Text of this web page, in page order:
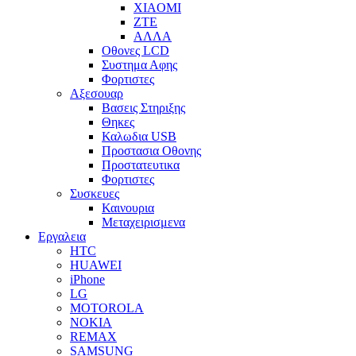
XIAOMI
ZTE
ΑΛΛΑ
Οθονες LCD
Συστημα Αφης
Φορτιστες
Αξεσουαρ
Βασεις Στηριξης
Θηκες
Καλωδια USB
Προστασια Οθονης
Προστατευτικα
Φορτιστες
Συσκευες
Καινουρια
Μεταχειρισμενα
Εργαλεια
HTC
HUAWEI
iPhone
LG
MOTOROLA
NOKIA
REMAX
SAMSUNG